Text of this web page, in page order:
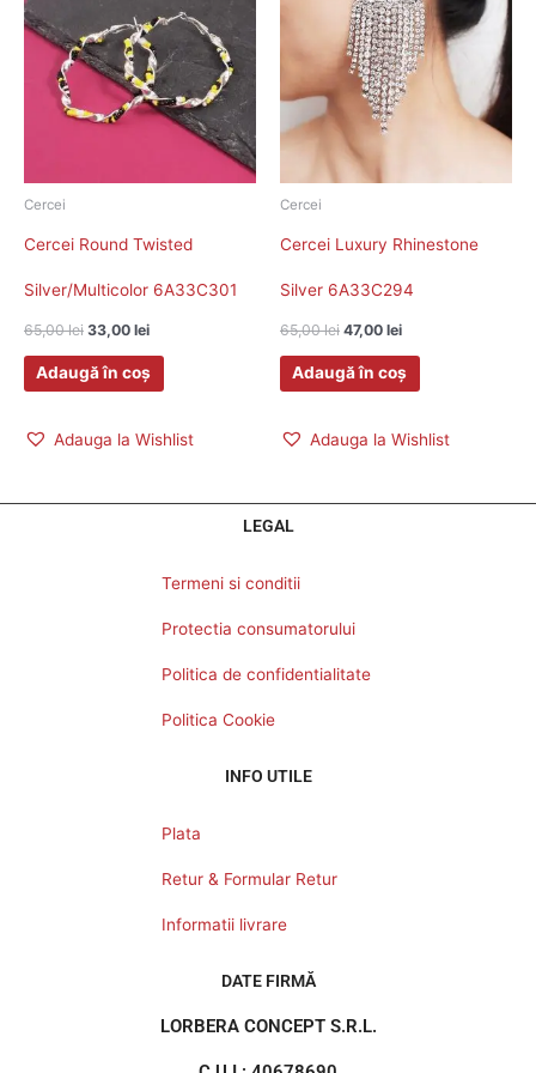
Cercei
Cercei Round Twisted
Silver/Multicolor 6A33C301
65,00lei
65,00 lei.
33,00 lei
33,00 lei.
Adaugă în coș
Adauga la Wishlist
Cercei
Cercei Luxury Rhinestone
Silver 6A33C294
65,00lei
fost:
65,00 lei.
47,00 lei
47,00 lei.
Adaugă în coș
Adauga la Wishlist
LEGAL
Termeni si conditii
Protectia consumatorului
Politica de confidentialitate
Politica Cookie
INFO UTILE
Plata
Retur & Formular Retur
Informatii livrare
DATE FIRMĂ
LORBERA CONCEPT S.R.L.